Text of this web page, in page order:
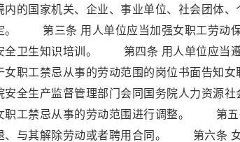
内的国家机关、企业、事业单位、社会团体
。 第三条 用人单位应当加强女职工劳动保
全卫生知识培训。 第四条 用人单位应当遵
女职工禁忌从事的劳动范围的岗位书面告
安全生产监督管理部门会同国务院人力资源
职工禁忌从事的劳动范围进行调整。 第五
、与其解除劳动或者聘用合同。 第六条 女